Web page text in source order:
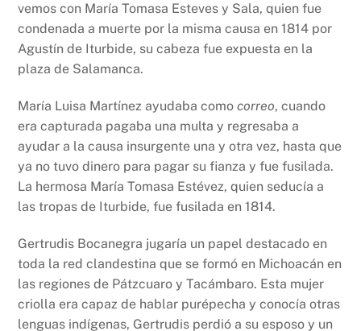
vemos con María Tomasa Esteves y Sala, quien fue
condenada a muerte por la misma causa en 1814 por
Agustín de Iturbide, su cabeza fue expuesta en la
plaza de Salamanca.
María Luisa Martínez ayudaba comocorreo, cuando
era capturada pagaba una multa y regresaba a
ayudar a la causa insurgente una y otra vez, hasta que
ya no tuvo dinero para pagar su fianza y fue fusilada.
La hermosa María Tomasa Estévez, quien seducía a
las tropas de Iturbide, fue fusilada en 1814.
Gertrudis Bocanegra jugaría un papel destacado en
toda la red clandestina que se formó en Michoacán en
las regiones de Pátzcuaro y Tacámbaro. Esta mujer
criolla era capaz de hablar purépecha y conocía otras
lenguas indígenas, Gertrudis perdió a su esposo y un